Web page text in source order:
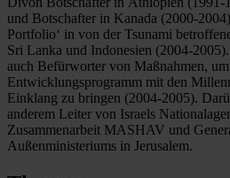
und Botschafter in Kanada (2000-
Portfolio‘ in von der Tsunami
Sri Lanka und Indonesien (2004-
auch Befürworter von Maßnahmen, um
Entwicklungsprogramm mit den
Einklang zu bringen (2004-2005).
anderem Leiter von Israels
Zusammenarbeit MASHAV und
Außenministeriums in Jerusalem.